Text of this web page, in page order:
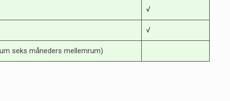
√
√
seks måneders mellemrum)